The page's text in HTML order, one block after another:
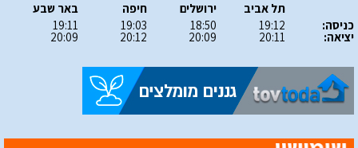
כניסה:
יציאה:
תל אביב
19:12
20:11
ירושלים
18:50
20:09
חיפה
19:03
20:12
באר שבע
19:11
20:09